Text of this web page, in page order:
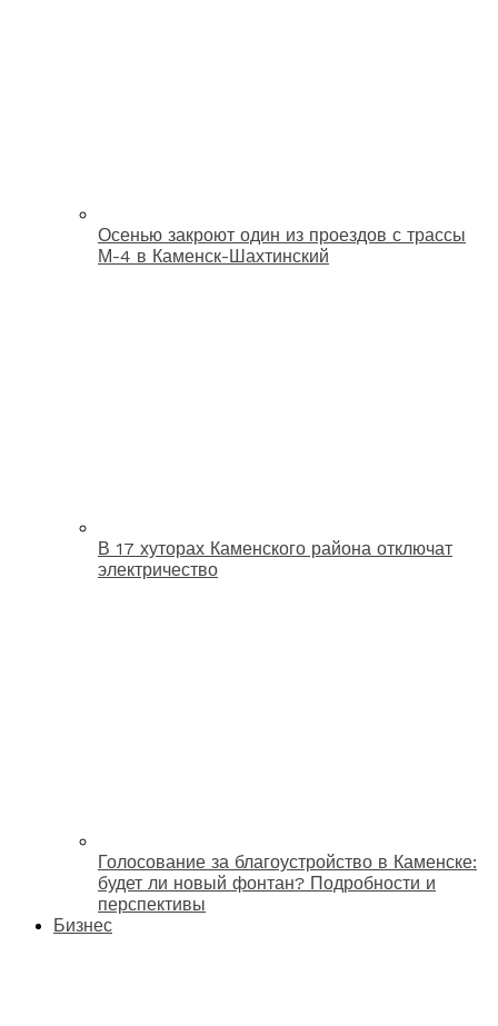
Осенью закроют один из проездов с трассы
М-4 в Каменск-Шахтинский
В 17 хуторах Каменского района отключат
электричество
Голосование за благоустройство в Каменске:
будет ли новый фонтан? Подробности и
перспективы
Бизнес